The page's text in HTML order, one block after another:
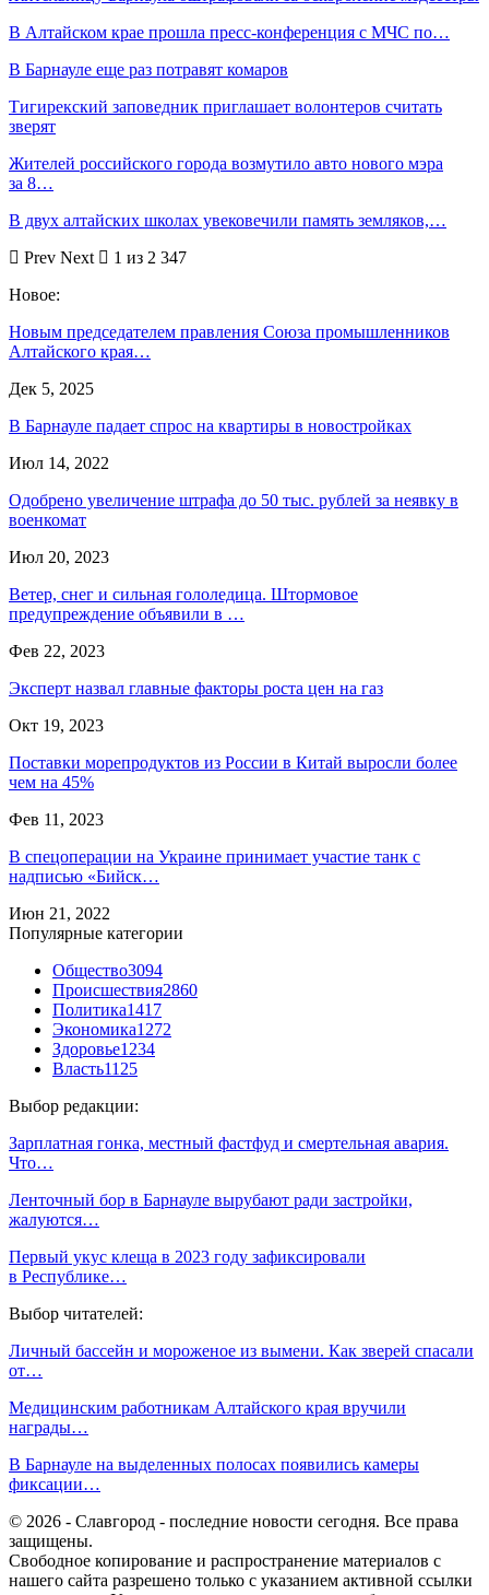
В Алтайском крае прошла пресс-конференция с МЧС по…
В Барнауле еще раз потравят комаров
Тигирекский заповедник приглашает волонтеров считать
зверят
Жителей российского города возмутило авто нового мэра
за 8…
В двух алтайских школах увековечили память земляков,…
Prev Next
1 из 2 347
Новое:
Новым председателем правления Союза промышленников
Алтайского края…
Дек 5, 2025
В Барнауле падает спрос на квартиры в новостройках
Июл 14, 2022
Одобрено увеличение штрафа до 50 тыс. рублей за неявку в
военкомат
Июл 20, 2023
Ветер, снег и сильная гололедица. Штормовое
предупреждение объявили в …
Фев 22, 2023
Эксперт назвал главные факторы роста цен на газ
Окт 19, 2023
Поставки морепродуктов из России в Китай выросли более
чем на 45%
Фев 11, 2023
В спецоперации на Украине принимает участие танк с
надписью «Бийск…
Июн 21, 2022
Популярные категории
Общество3094
Происшествия2860
Политика1417
Экономика1272
Здоровье1234
Власть1125
Выбор редакции:
Зарплатная гонка, местный фастфуд и смертельная авария.
Что…
Ленточный бор в Барнауле вырубают ради застройки,
жалуются…
Первый укус клеща в 2023 году зафиксировали
в Республике…
Выбор читателей:
Личный бассейн и мороженое из вымени. Как зверей спасали
от…
Медицинским работникам Алтайского края вручили
награды…
В Барнауле на выделенных полосах появились камеры
фиксации…
© 2026 - Славгород - последние новости сегодня. Все права
защищены.
Свободное копирование и распространение материалов с
нашего сайта разрешено только с указанием активной ссылки